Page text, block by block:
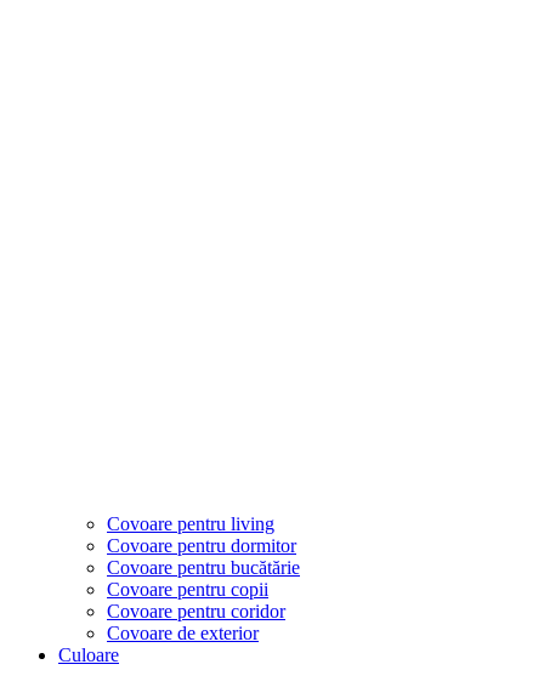
Covoare pentru living
Covoare pentru dormitor
Covoare pentru bucătărie
Covoare pentru copii
Covoare pentru coridor
Covoare de exterior
Culoare